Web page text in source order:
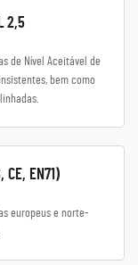
2,5
de Nível Aceitável de
bem como
EN71)
europeus e norte-